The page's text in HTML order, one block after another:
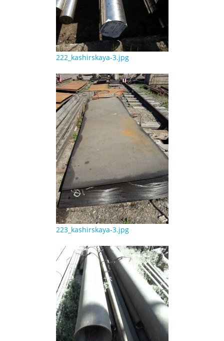
222_kashirskaya-3.jpg
223_kashirskaya-3.jpg